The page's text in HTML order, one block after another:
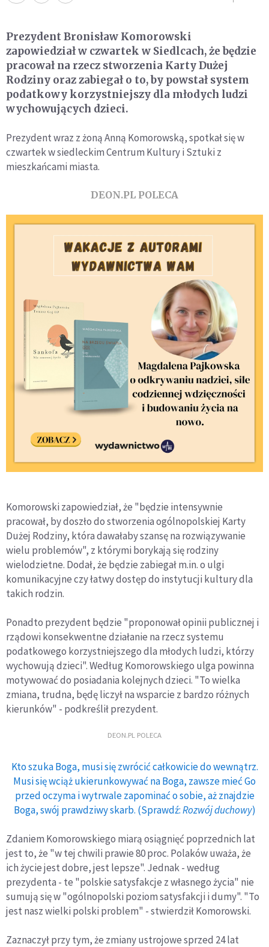
Prezydent Bronisław Komorowski
zapowiedział w czwartek w Siedlcach, że będzie
pracował na rzecz stworzenia Karty Dużej
Rodziny oraz zabiegał o to, by powstał system
podatkowy korzystniejszy dla młodych ludzi
wychowujących dzieci.
Prezydent wraz z żoną Anną Komorowską, spotkał się w
czwartek w siedleckim Centrum Kultury i Sztuki z
mieszkańcami miasta.
DEON.PL POLECA
Komorowski zapowiedział, że "będzie intensywnie
pracował, by doszło do stworzenia ogólnopolskiej Karty
Dużej Rodziny, która dawałaby szansę na rozwiązywanie
wielu problemów", z którymi borykają się rodziny
wielodzietne. Dodał, że będzie zabiegał m.in. o ulgi
komunikacyjne czy łatwy dostęp do instytucji kultury dla
takich rodzin.
Ponadto prezydent będzie "proponował opinii publicznej i
rządowi konsekwentne działanie na rzecz systemu
podatkowego korzystniejszego dla młodych ludzi, którzy
wychowują dzieci". Według Komorowskiego ulga powinna
motywować do posiadania kolejnych dzieci. "To wielka
zmiana, trudna, będę liczył na wsparcie z bardzo różnych
kierunków" - podkreślił prezydent.
DEON.PL POLECA
Kto szuka Boga, musi się zwrócić całkowicie do wewnątrz.
Musi się wciąż ukierunkowywać na Boga, zawsze mieć Go
przed oczyma i wytrwale zapominać o sobie, aż znajdzie
Boga, swój prawdziwy skarb. (Sprawdź:Rozwój duchowy)
Zdaniem Komorowskiego miarą osiągnięć poprzednich lat
jest to, że "w tej chwili prawie 80 proc. Polaków uważa, że
ich życie jest dobre, jest lepsze". Jednak - według
prezydenta - te "polskie satysfakcje z własnego życia" nie
sumują się w "ogólnopolski poziom satysfakcji i dumy". "To
jest nasz wielki polski problem" - stwierdził Komorowski.
Zaznaczył przy tym, że zmiany ustrojowe sprzed 24 lat